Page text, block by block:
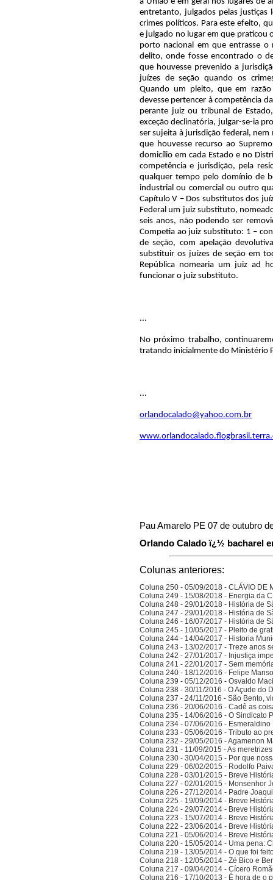
...
No próximo trabalho,
tratando inicialmente do Ministério
...
orlandocalado@yahoo.com.br
Pau Amarelo PE 07 de outubro
Orlando Calado ï¿½ bacharel
Colunas anteriores:
Coluna 250 - 05/09/2018 - CLÁVIO DE
Coluna 249 - 15/08/2018 - Energia da
Coluna 248 - 29/01/2018 - História de
Coluna 247 - 29/01/2018 - História de
Coluna 246 - 16/07/2017 - História de
Coluna 245 - 10/05/2017 - Pleito de
Coluna 244 - 14/04/2017 - Historia
Coluna 243 - 13/02/2017 - Treze anos
Coluna 242 - 27/01/2017 - Injustiça
Coluna 241 - 22/01/2017 - Sem
Coluna 240 - 18/12/2016 - Felipe
Coluna 239 - 05/12/2016 - Osvaldo
Coluna 238 - 30/11/2016 - O Açude do
Coluna 237 - 24/11/2016 - São Bento,
Coluna 236 - 20/06/2016 - Cadê as
Coluna 235 - 14/06/2016 - O Sindicato
Coluna 234 - 07/06/2016 -
Coluna 233 - 05/06/2016 - Tributo ao
Coluna 232 - 29/05/2016 - Agamenon
Coluna 231 - 11/09/2015 - As
Coluna 230 - 30/04/2015 - Por que
Coluna 229 - 06/02/2015 - Rodolfo
Coluna 228 - 03/01/2015 - Breve
Coluna 227 - 02/01/2015 - Monsenhor
Coluna 226 - 27/12/2014 - Padre
Coluna 225 - 19/09/2014 - Breve
Coluna 224 - 29/07/2014 - Breve
Coluna 223 - 15/07/2014 - Breve
Coluna 222 - 23/06/2014 - Breve
Coluna 221 - 05/06/2014 - Breve
Coluna 220 - 15/05/2014 - Uma pena:
Coluna 219 - 13/05/2014 - O que foi
Coluna 218 - 12/05/2014 - Zé Bico e
Coluna 217 - 09/04/2014 - Cícero
Coluna 216 - 17/10/2013 - É hora de o